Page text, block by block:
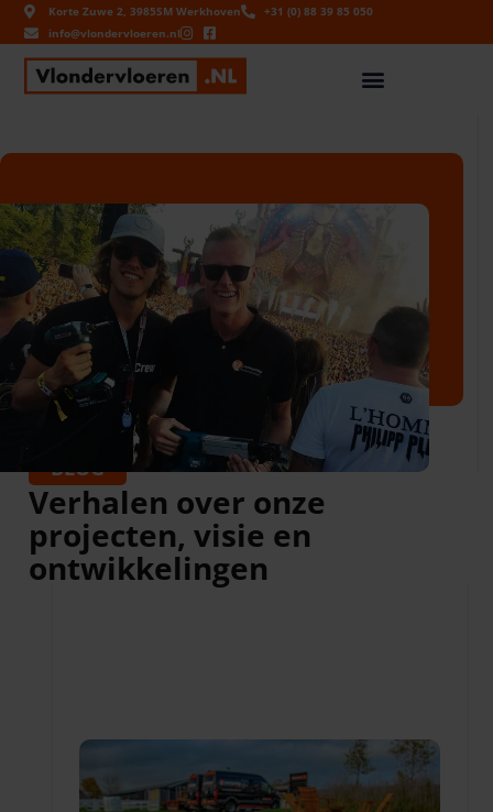
Korte Zuwe 2, 3985SM Werkhoven
+31 (0) 88 39 85 050
info@vlondervloeren.nl
BLOG
Verhalen over onze
projecten, visie en
ontwikkelingen